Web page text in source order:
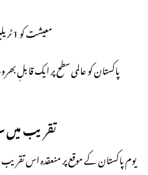
معیشت کو 1 ٹریلین ڈالر تک وسعت دینا چاہتا ہے
پاکستان کو عالمی سطح پر ایک قابلِ
تقریب میں
یوم پاکستان کے موقع پر منعقدہ اس